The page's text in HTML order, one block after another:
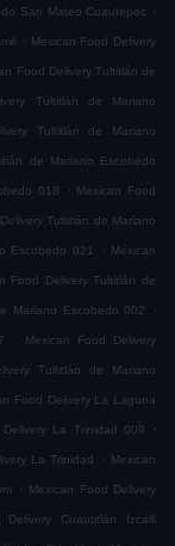
San Mateo Cuautepec .
. Mexican Food Delivery
Food Delivery Tultitlán de
Tultitlán de Mariano
Tultitlán de Mariano
de Mariano Escobedo
018 . Mexican Food
Tultitlán de Mariano
Escobedo 021 . Mexican
Food Delivery Tultitlán de
Mariano Escobedo 002 .
. Mexican Food Delivery
Tultitlán de Mariano
Food Delivery La Laguna
Delivery La Trinidad 009 .
La Trinidad . Mexican
. Mexican Food Delivery
Cuautitlán Izcalli